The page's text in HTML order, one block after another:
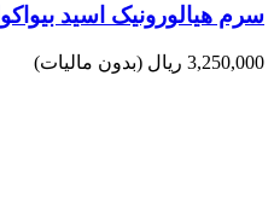
سرم هیالورونیک اسید بیواکوا
3,250,000 ریال (بدون مالیات)